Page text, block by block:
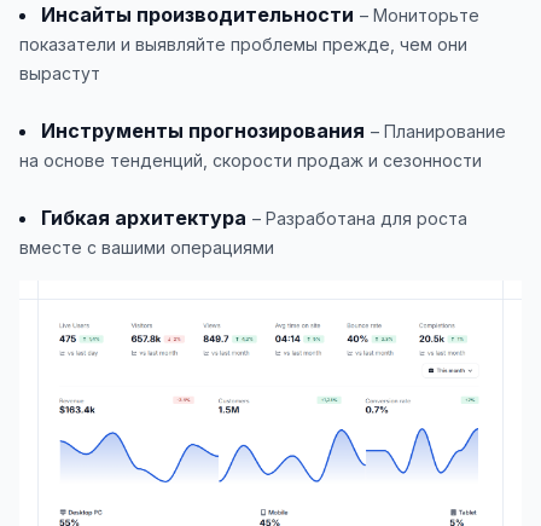
Инсайты производительности – Мониторьте
показатели и выявляйте проблемы прежде, чем они
вырастут
Инструменты прогнозирования – Планирование
на основе тенденций, скорости продаж и сезонности
Гибкая архитектура – Разработана для роста
вместе с вашими операциями